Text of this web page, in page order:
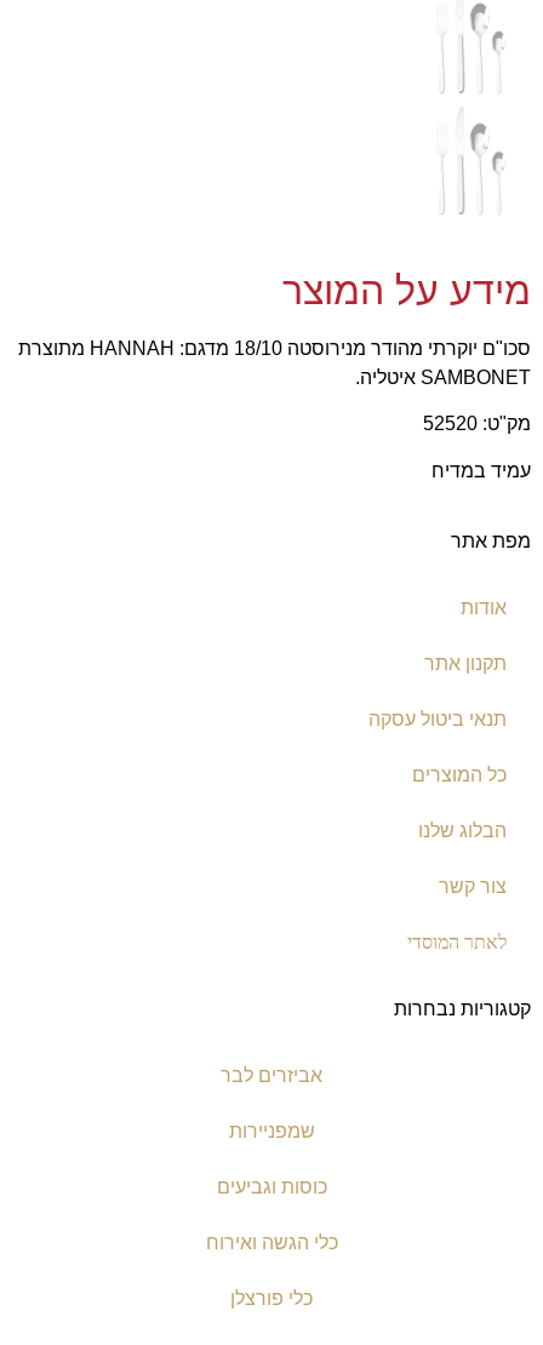
מידע על המוצר
סכו"ם יוקרתי מהודר מנירוסטה 18/10 מדגם: HANNAH מתוצרת
SAMBONET איטליה.
מק"ט: 52520
עמיד במדיח
מפת אתר
אודות
תקנון אתר
תנאי ביטול עסקה
כל המוצרים
הבלוג שלנו
צור קשר
לאתר המוסדי
קטגוריות נבחרות
אביזרים לבר
שמפניירות
כוסות וגביעים
כלי הגשה ואירוח
כלי פורצלן